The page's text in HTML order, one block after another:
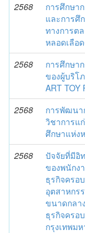
2568
การศึกษา
และการศึ
ทางการต
หลอดเลือ
2568
การศึกษา
ของผู้บริโ
ART TOY
2568
การพัฒนา
วิชาการแ
ศึกษาแห่ง
2568
ปัจจัยที่มีอิ
ของพนักง
ธุรกิจครอ
อุตสาหกร
ขนาดกลา
ธุรกิจครอ
กรุงเทพม